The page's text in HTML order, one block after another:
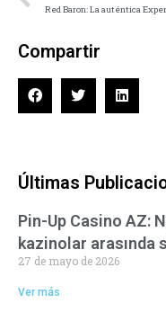
Compartir
Últimas
Pin-Up Casino AZ:
kazinolar arasında
27 de mayo de 2026
Ver más